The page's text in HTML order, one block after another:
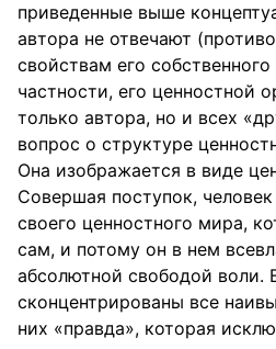
приведенные выше
автора не отвечают
свойствам его
частности, его ценностной
только автора, но и всех
вопрос о структуре
Она изображается в виде
Совершая поступок,
своего ценностного мира,
сам, и потому он в нем
абсолютной свободой воли.
сконцентрированы все
них «правда», которая